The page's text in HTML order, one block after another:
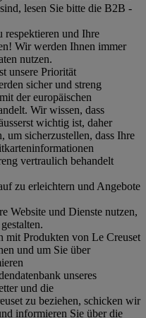
lesen Sie bitte die B2B -
respektieren und Ihre
Wir werden Ihnen immer
nutzen.
unsere Priorität
sicher und streng
der europäischen
Wir wissen, dass
wichtig ist, daher
um sicherzustellen, dass Ihre
vertraulich behandelt
zu erleichtern und Angebote
Website und Dienste nutzen,
mit Produkten von Le Creuset
und um Sie über
unseres
und die
zu beziehen, schicken wir
informieren Sie über die